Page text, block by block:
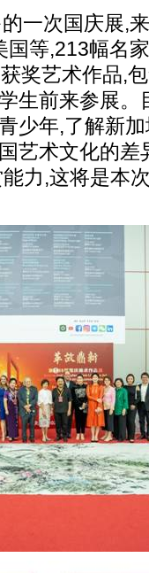
一次国庆展,
国等,213幅名
奖艺术作品,
生前来参展。
少年,了解新
艺术文化的差
力,这将是本